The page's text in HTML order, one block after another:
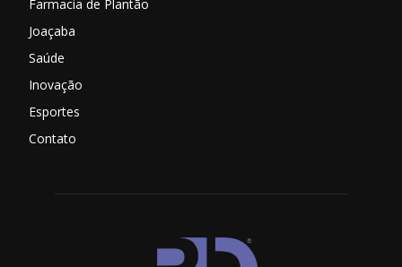
Farmacia de Plantão
Joaçaba
Saúde
Inovação
Esportes
Contato